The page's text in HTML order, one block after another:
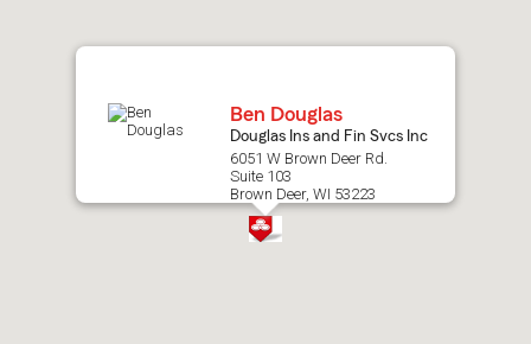
Ben Douglas
Douglas Ins and Fin Svcs Inc
6051 W Brown Deer Rd.
Suite 103
Brown Deer, WI 53223